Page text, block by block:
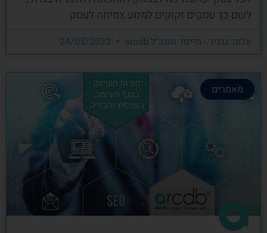
לשם כך עסקים זקוקים למנוע צמיחה לעסק
אלעד גרגיר - מייסד ומנכ"ל arcdb
מאמרים